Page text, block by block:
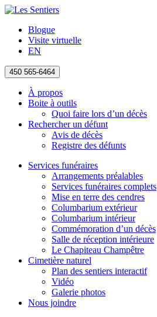
Blogue
Visite virtuelle
EN
450 565-6464
À propos
Boite à outils
Quoi faire lors d’un décès
Rechercher un défunt
Avis de décès
Registre des défunts
Services funéraires
Arrangements préalables
Services funéraires complets
Mise en terre des cendres
Columbarium extérieur
Columbarium intérieur
Commémoration d’un décès
Salle de réception intérieure
Le Chapiteau Champêtre
Cimetière naturel
Plan des sentiers interactif
Vidéo
Galerie photos
Nous joindre